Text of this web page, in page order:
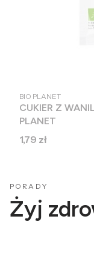
PRODUCENT
BIO PLANET
CUKIER Z
PLANET
Cena
1,79 zł
PORADY
Żyj